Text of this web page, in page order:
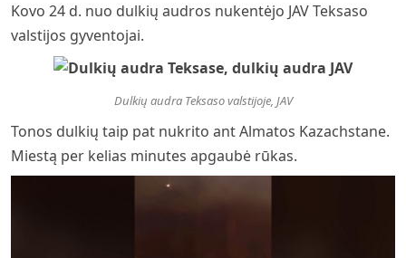
Kovo 24 d. nuo dulkių audros nukentėjo JAV Teksaso
valstijos gyventojai.
Dulkių audra Teksaso valstijoje, JAV
Tonos dulkių taip pat nukrito ant Almatos Kazachstane.
Miestą per kelias minutes apgaubė rūkas.